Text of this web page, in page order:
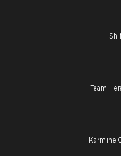
Team
Karmine